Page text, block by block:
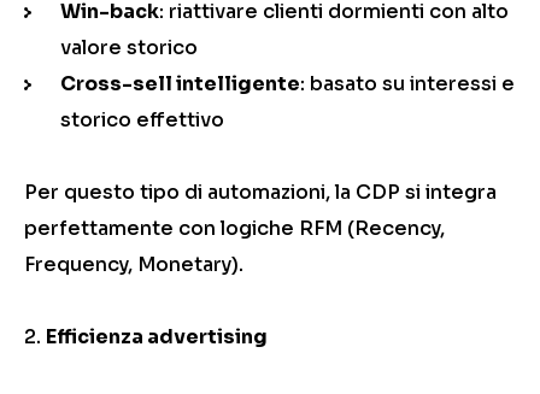
Win-back: riattivare clienti dormienti con alto
valore storico
Cross-sell intelligente: basato su interessi e
storico effettivo
Per questo tipo di automazioni, la CDP si integra
perfettamente con logiche RFM (Recency,
Frequency, Monetary).
Efficienza advertising